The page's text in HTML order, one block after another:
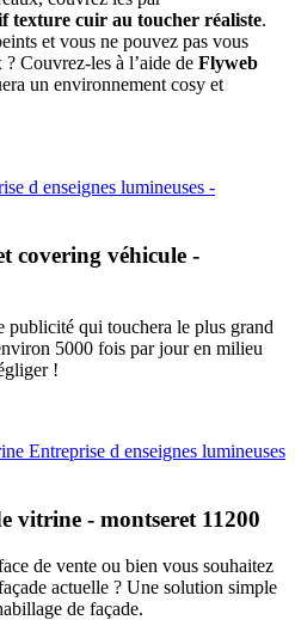
texture cuir au toucher réaliste.
et vous ne pouvez pas vous
Couvrez-les à l’aide de Flyweb
un environnement cosy et
covering véhicule -
publicité qui touchera le plus grand
5000 fois par jour en milieu
!
vitrine - montseret 11200
de vente ou bien vous souhaitez
actuelle ? Une solution simple
de façade.